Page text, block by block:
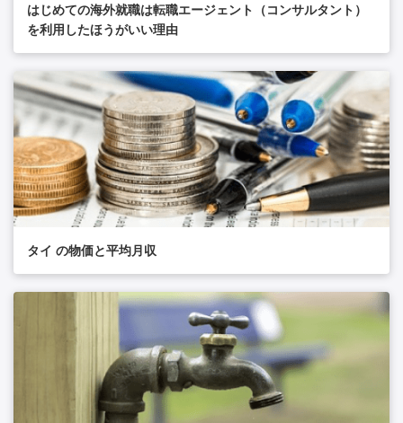
はじめての海外就職は転職エージェント（コンサルタント）
を利用したほうがいい理由
タイ の物価と平均月収